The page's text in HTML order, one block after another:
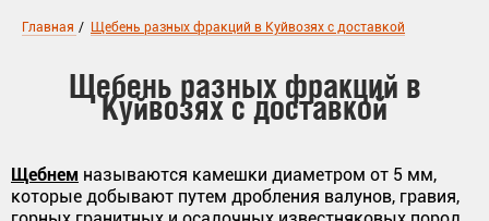
Главная / Щебень разных фракций в Куйвозях с доставкой
Щебень разных фракций в
Куйвозях с доставкой
Щебнем называются камешки диаметром от 5 мм,
которые добывают путем дробления валунов, гравия,